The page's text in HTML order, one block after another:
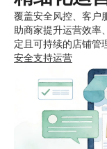
覆盖安全风控、客户
助商家提升运营效率
定且可持续的店铺管
安全支持运营